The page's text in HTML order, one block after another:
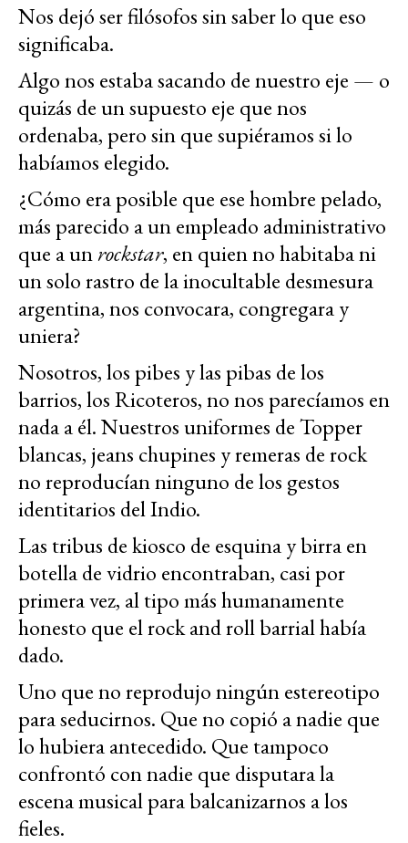
Nos dejó ser filósofos sin saber lo que eso
significaba.
Algo nos estaba sacando de nuestro eje — o
quizás de un supuesto eje que nos
ordenaba, pero sin que supiéramos si lo
habíamos elegido.
¿Cómo era posible que ese hombre pelado,
más parecido a un empleado administrativo
que a unrockstar, en quien no habitaba ni
un solo rastro de la inocultable desmesura
argentina, nos convocara, congregara y
uniera?
Nosotros, los pibes y las pibas de los
barrios, los Ricoteros, no nos parecíamos en
nada a él. Nuestros uniformes de Topper
blancas, jeans chupines y remeras de rock
no reproducían ninguno de los gestos
identitarios del Indio.
Las tribus de kiosco de esquina y birra en
botella de vidrio encontraban, casi por
primera vez, al tipo más humanamente
honesto que el rock and roll barrial había
dado.
Uno que no reprodujo ningún estereotipo
para seducirnos. Que no copió a nadie que
lo hubiera antecedido. Que tampoco
confrontó con nadie que disputara la
escena musical para balcanizarnos a los
fieles.